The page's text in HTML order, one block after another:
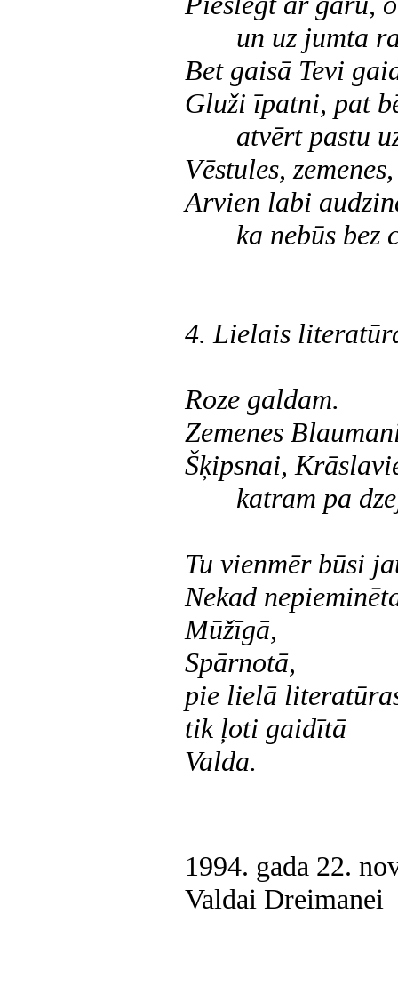
un uz jumta
Bet gaisā Tevi
Gluži īpatni, pat
atvērt pastu
Vēstules,
Arvien labi
ka nebūs bez
4. Lielais
Roze galdam.
Zemenes
Šķipsnai,
katram pa
Tu vienmēr būsi
Nekad
Mūžīgā,
Spārnotā,
pie lielā
tik ļoti gaidītā
Valda.
1994. gada 22.
Valdai Dreimanei